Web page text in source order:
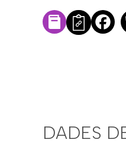
DADES